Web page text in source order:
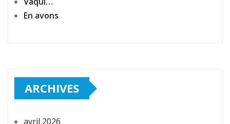
En avons
ARCHIVES
avril 2026